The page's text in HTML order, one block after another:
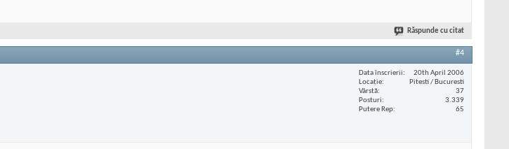
Răspunde cu citat
#4
Data înscrierii
20th April 2006
Locaţie
Pitesti / Bucuresti
Vârstă
37
Posturi
3.339
Putere Rep
65